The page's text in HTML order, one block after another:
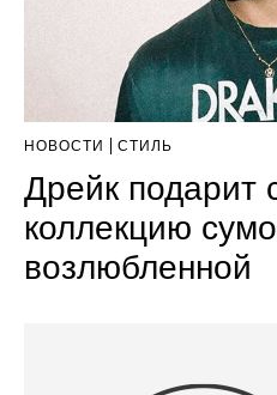
НОВОСТИ СТИЛЬ
Дрейк подарит
коллекцию
возлюбленной